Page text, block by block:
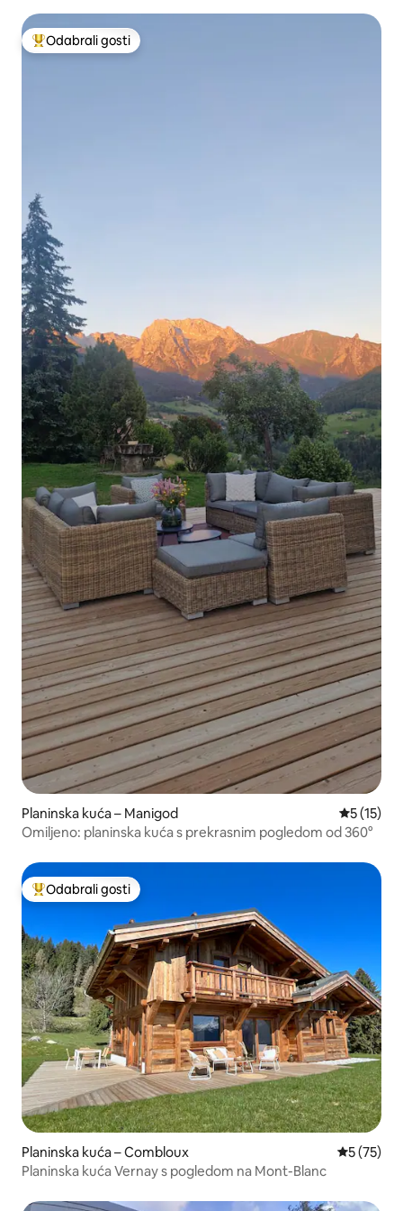
Među najviše rangiranima s oznakom „Odabrali gosti”
Odabrali gosti
Planinska kuća – Manigod Prosječna
5 (15)
Omiljeno: planinska kuća s prekrasnim pogledom od 360°
Među najviše rangiranima s oznakom „Odabrali gosti”
Odabrali gosti
Planinska kuća – Combloux Prosječna
5 (75)
Planinska kuća Vernay s pogledom na Mont-Blanc